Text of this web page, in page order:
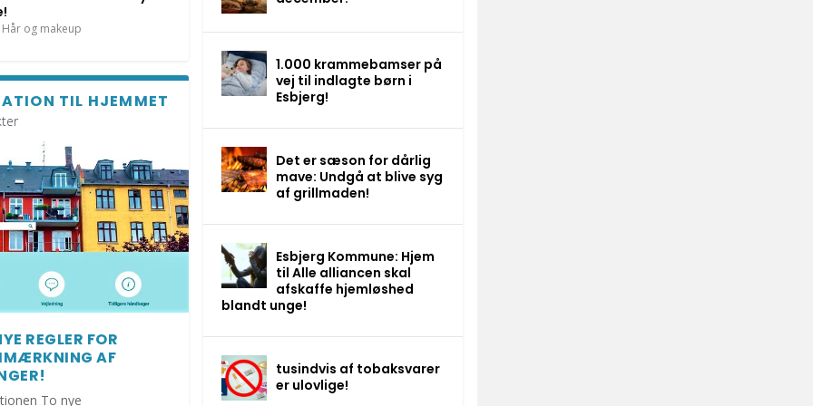
Hår og makeup
TIL HJEMMET
REGLER FOR
AF
To nye
1.000 krammebamser på
vej til indlagte børn i
Esbjerg!
Det er sæson for dårlig
mave: Undgå at blive syg
af grillmaden!
Esbjerg Kommune: Hjem
til Alle alliancen skal
afskaffe hjemløshed
blandt unge!
tusindvis af tobaksvarer
er ulovlige!